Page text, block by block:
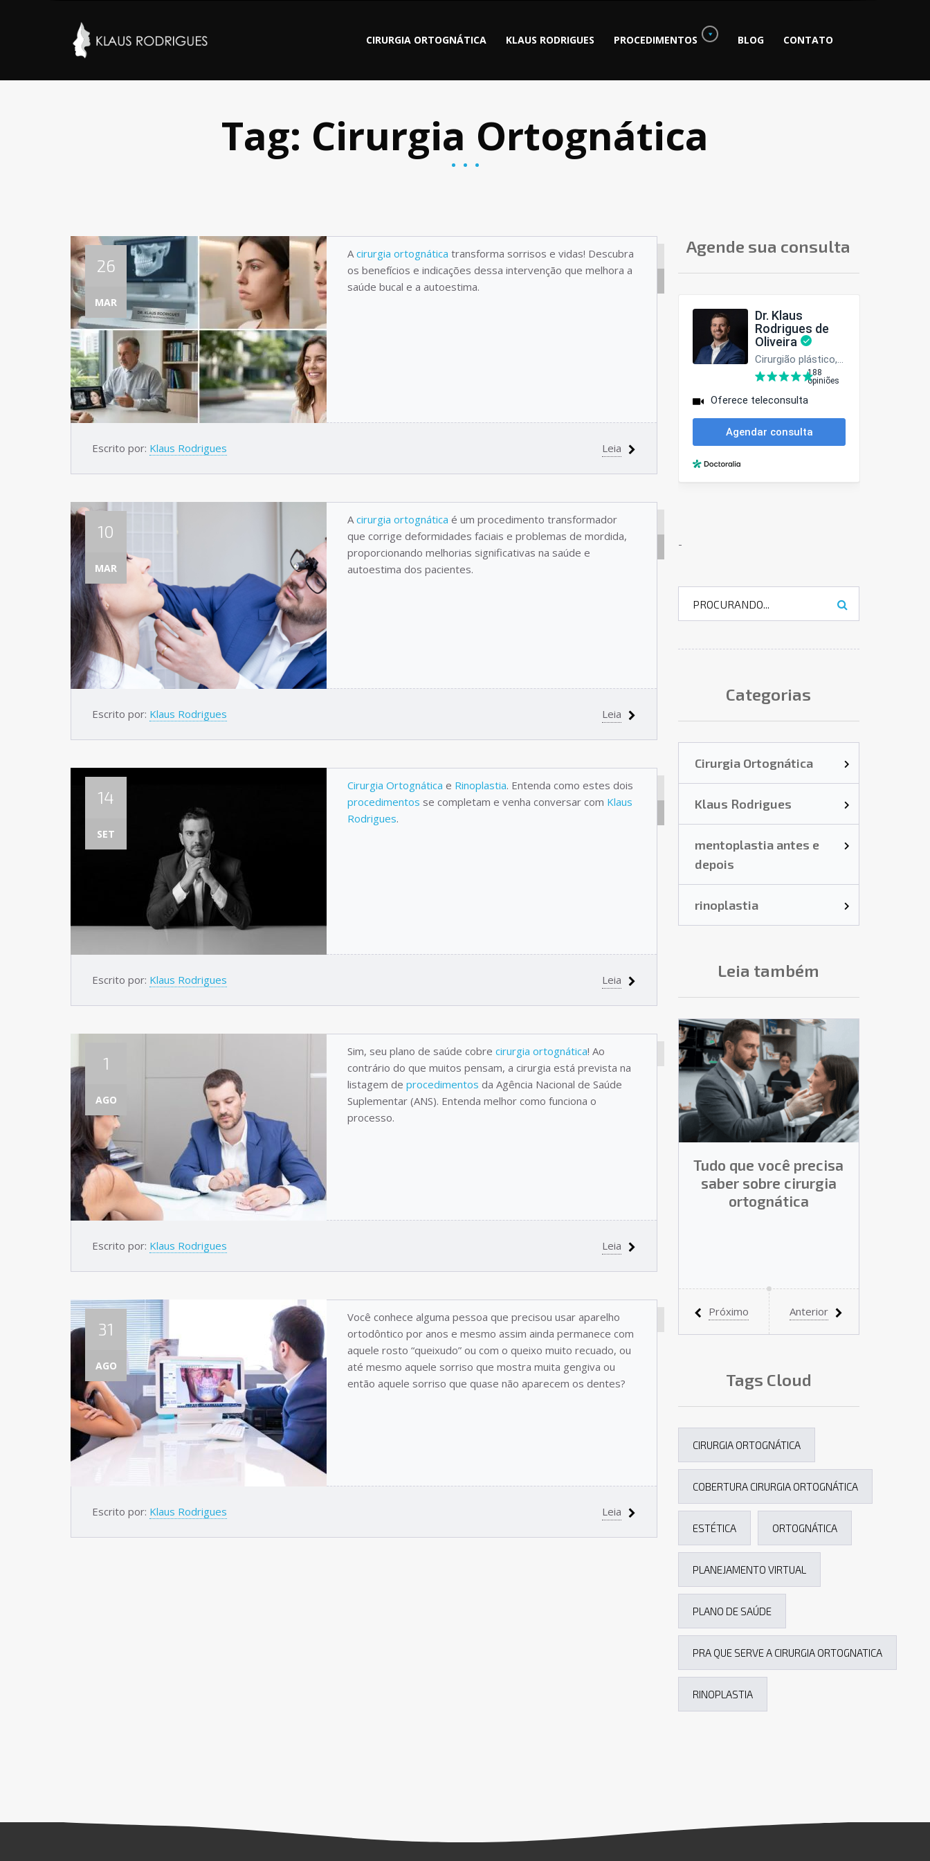
CIRURGIA ORTOGNÁTICA KLAUS RODRIGUES PROCEDIMENTOS BLOG CONTATO
Tag: Cirurgia Ortognática
26
MAR
Acirurgia ortognática transforma sorrisos e vidas! Descubra
os benefícios e indicações dessa intervenção que melhora a
saúde bucal e a autoestima.
CIRURGIA
Escrito por: Klaus Rodrigues Leia
10
MAR
Acirurgia ortognática é um procedimento transformador
que corrige deformidades faciais e problemas de mordida,
proporcionando melhorias significativas na saúde e
autoestima dos pacientes.
ORTOGNÁTICA
KLAUS
Escrito por: Klaus Rodrigues Leia
14
SET
Cirurgia Ortognática e Rinoplastia. Entenda como estes dois
procedimentos se completam e venha conversar com Klaus
Rodrigues.
CIRURGIA
ORTOGNÁTICA
RINOPLASTIA
Escrito por: Klaus Rodrigues Leia
1
AGO
Sim, seu plano de saúde cobre cirurgia ortognática! Ao
contrário do que muitos pensam, a cirurgia está prevista na
listagem de procedimentos da Agência Nacional de Saúde
Suplementar (ANS). Entenda melhor como funciona o
processo.
CIRURGIA
ORTOGNÁTICA
Escrito por: Klaus Rodrigues Leia
31
AGO
Você conhece alguma pessoa que precisou usar aparelho
ortodôntico por anos e mesmo assim ainda permanece com
aquele rosto “queixudo” ou com o queixo muito recuado, ou
até mesmo aquele sorriso que mostra muita gengiva ou
então aquele sorriso que quase não aparecem os dentes?
CIRURGIA
Escrito por: Klaus Rodrigues Leia
Agende sua consulta
-
Categorias
Cirurgia Ortognática
Klaus Rodrigues
mentoplastia antes e
depois
rinoplastia
Leia também
Tudo que você precisa
saber sobre cirurgia
ortognática
Próximo Anterior
Tags Cloud
CIRURGIA ORTOGNÁTICA
COBERTURA CIRURGIA ORTOGNÁTICA
ESTÉTICA ORTOGNÁTICA
PLANEJAMENTO VIRTUAL
PLANO DE SAÚDE
PRA QUE SERVE A CIRURGIA ORTOGNATICA
RINOPLASTIA